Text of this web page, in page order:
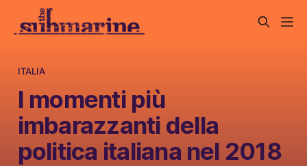
ITALIA
I momenti più
imbarazzanti della
politica italiana nel 2018